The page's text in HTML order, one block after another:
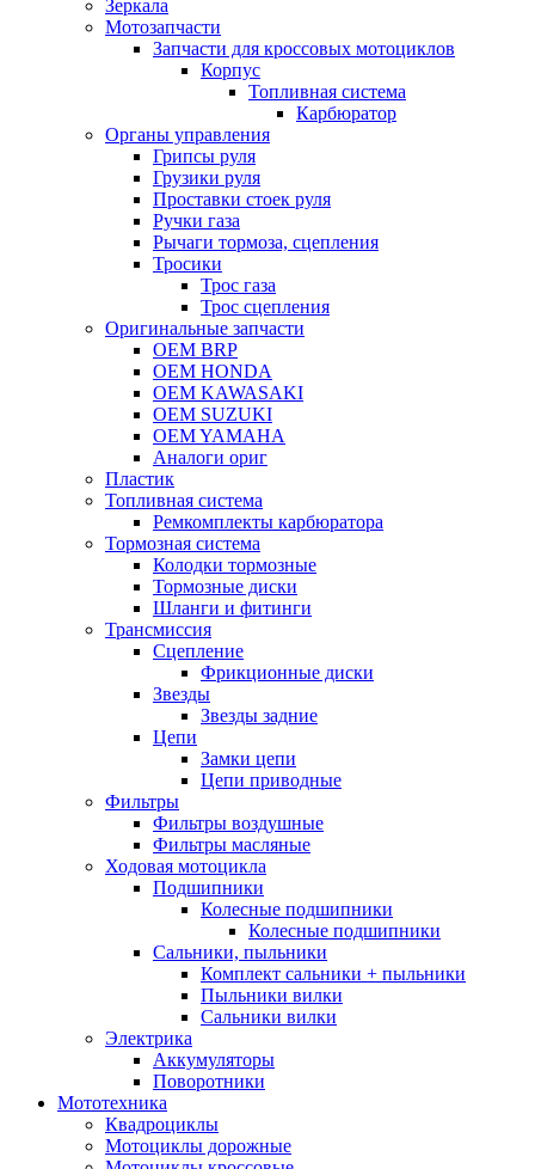
Зеркала
Мотозапчасти
Запчасти для кроссовых мотоциклов
Корпус
Топливная система
Карбюратор
Органы управления
Грипсы руля
Грузики руля
Проставки стоек руля
Ручки газа
Рычаги тормоза, сцепления
Тросики
Трос газа
Трос сцепления
Оригинальные запчасти
OEM BRP
OEM HONDA
OEM KAWASAKI
OEM SUZUKI
OEM YAMAHA
Аналоги ориг
Пластик
Топливная система
Ремкомплекты карбюратора
Тормозная система
Колодки тормозные
Тормозные диски
Шланги и фитинги
Трансмиссия
Cцепление
Фрикционные диски
Звезды
Звезды задние
Цепи
Замки цепи
Цепи приводные
Фильтры
Фильтры воздушные
Фильтры масляные
Ходовая мотоцикла
Подшипники
Колесные подшипники
Колесные подшипники
Сальники, пыльники
Комплект сальники + пыльники
Пыльники вилки
Сальники вилки
Электрика
Аккумуляторы
Поворотники
Мототехника
Квадроциклы
Мотоциклы дорожные